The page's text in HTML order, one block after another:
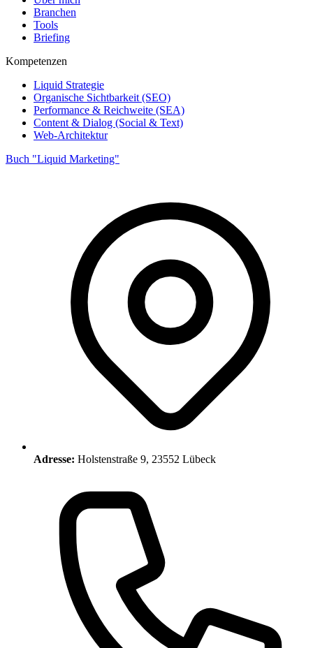
Branchen
Tools
Briefing
Kompetenzen
Liquid Strategie
Organische Sichtbarkeit (SEO)
Performance & Reichweite (SEA)
Content & Dialog (Social & Text)
Web-Architektur
Buch "Liquid Marketing"
Adresse: Holstenstraße 9, 23552 Lübeck